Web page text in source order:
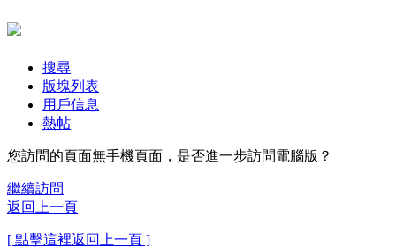
搜尋
版塊列表
用戶信息
熱帖
您訪問的頁面無手機頁面，是否進一步訪問電腦版？
繼續訪問
返回上一頁
[ 點擊這裡返回上一頁 ]